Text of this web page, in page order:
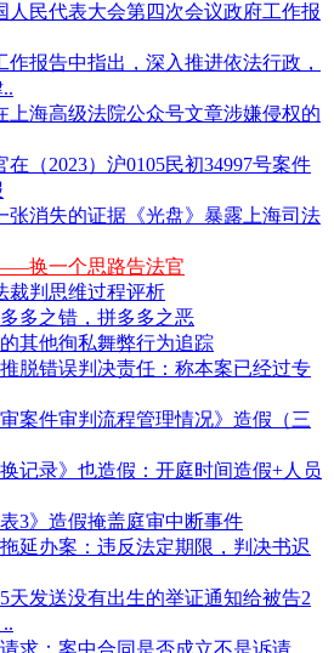
人民代表大会第四次会议政府工作报
作报告中指出，深入推进依法行政，
上海高级法院公众号文章涉嫌侵权的
在（2023）沪0105民初34997号案件
张消失的证据《光盘》暴露上海司法
换一个思路告法官
裁判思维过程评析
多之错，拼多多之恶
其他徇私舞弊行为追踪
脱错误判决责任：称本案已经过专
案件审判流程管理情况》造假（三
记录》也造假：开庭时间造假+人员
3》造假掩盖庭审中断事件
延办案：违反法定期限，判决书迟
天发送没有出生的举证通知给被告2
求：案中合同是否成立不是诉请